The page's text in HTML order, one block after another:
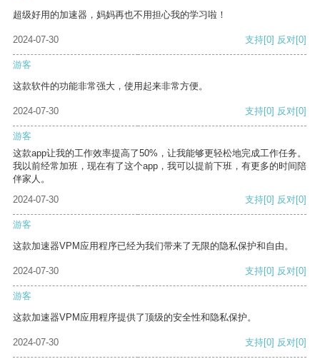
超级好用的加速器，妈妈再也不用担心我的学习啦！
2024-07-30 支持[0] 反对[0]
游客
这款软件的功能非常强大，使用起来非常方便。
2024-07-30 支持[0] 反对[0]
游客
这款app让我的工作效率提高了50%，让我能够更轻松地完成工作任务。
我以前经常加班，现在有了这个app，我可以提前下班，有更多的时间陪
伴家人。
2024-07-30
支持[0] 反对[0]
游客
这款加速器VPM应用程序已经为我们带来了无限的隐私保护和自由。
2024-07-30 支持[0] 反对[0]
游客
这款加速器VPM应用程序提供了顶级的安全性和隐私保护。
2024-07-30 支持[0] 反对[0]